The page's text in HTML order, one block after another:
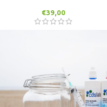
€39,00